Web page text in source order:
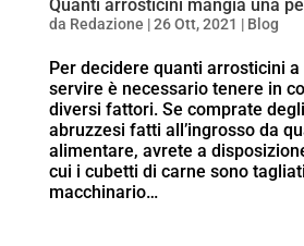
Quanti arrosticini mangia una
da Redazione |26 Ott, 2021 | Blog
Per decidere quanti arrosticini
servire è necessario tenere in
diversi fattori. Se comprate
abruzzesi fatti all’ingrosso da
alimentare, avrete a
cui i cubetti di carne sono
macchinario…